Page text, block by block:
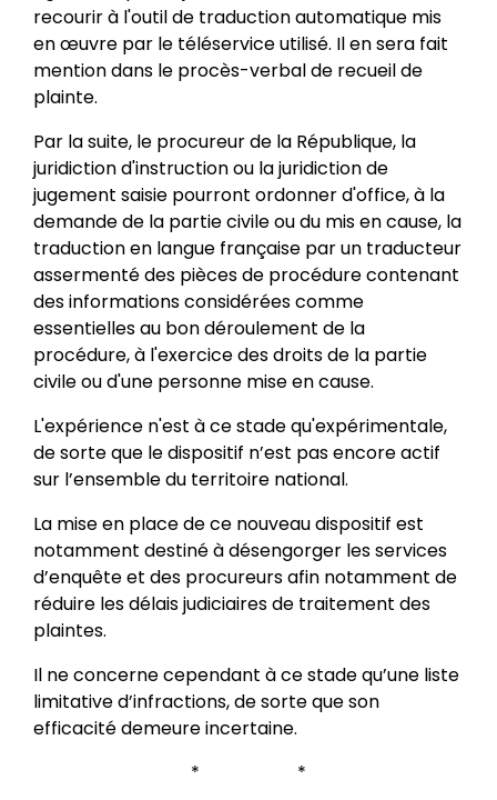
recourir à l'outil de traduction automatique mis
en œuvre par le téléservice utilisé. Il en sera fait
mention dans le procès-verbal de recueil de
plainte.
Par la suite, le procureur de la République, la
juridiction d'instruction ou la juridiction de
jugement saisie pourront ordonner d'office, à la
demande de la partie civile ou du mis en cause, la
traduction en langue française par un traducteur
assermenté des pièces de procédure contenant
des informations considérées comme
essentielles au bon déroulement de la
procédure, à l'exercice des droits de la partie
civile ou d'une personne mise en cause.
L'expérience n'est à ce stade qu'expérimentale,
de sorte que le dispositif n’est pas encore actif
sur l’ensemble du territoire national.
La mise en place de ce nouveau dispositif est
notamment destiné à désengorger les services
d’enquête et des procureurs afin notamment de
réduire les délais judiciaires de traitement des
plaintes.
Il ne concerne cependant à ce stade qu’une liste
limitative d’infractions, de sorte que son
efficacité demeure incertaine.
* *